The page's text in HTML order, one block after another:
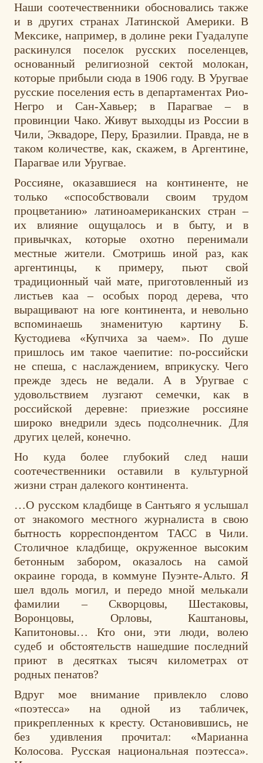
Наши соотечественники обосновались также
и в других странах Латинской Америки. В
Мексике, например, в долине реки Гуадалупе
раскинулся поселок русских поселенцев,
основанный религиозной сектой молокан,
которые прибыли сюда в 1906 году. В Уругвае
русские поселения есть в департаментах Рио-
Негро и Сан-Хавьер; в Парагвае – в
провинции Чако. Живут выходцы из России в
Чили, Эквадоре, Перу, Бразилии. Правда, не в
таком количестве, как, скажем, в Аргентине,
Парагвае или Уругвае.
Россияне, оказавшиеся на континенте, не
только «способствовали своим трудом
процветанию» латиноамериканских стран –
их влияние ощущалось и в быту, и в
привычках, которые охотно перенимали
местные жители. Смотришь иной раз, как
аргентинцы, к примеру, пьют свой
традиционный чай мате, приготовленный из
листьев каа – особых пород дерева, что
выращивают на юге континента, и невольно
вспоминаешь знаменитую картину Б.
Кустодиева «Купчиха за чаем». По душе
пришлось им такое чаепитие: по-российски
не спеша, с наслаждением, вприкуску. Чего
прежде здесь не ведали. А в Уругвае с
удовольствием лузгают семечки, как в
российской деревне: приезжие россияне
широко внедрили здесь подсолнечник. Для
других целей, конечно.
Но куда более глубокий след наши
соотечественники оставили в культурной
жизни стран далекого континента.
…О русском кладбище в Сантьяго я услышал
от знакомого местного журналиста в свою
бытность корреспондентом ТАСС в Чили.
Столичное кладбище, окруженное высоким
бетонным забором, оказалось на самой
окраине города, в коммуне Пуэнте-Альто. Я
шел вдоль могил, и передо мной мелькали
фамилии – Скворцовы, Шестаковы,
Воронцовы, Орловы, Каштановы,
Капитоновы… Кто они, эти люди, волею
судеб и обстоятельств нашедшие последний
приют в десятках тысяч километрах от
родных пенатов?
Вдруг мое внимание привлекло слово
«поэтесса» на одной из табличек,
прикрепленных к кресту. Остановившись, не
без удивления прочитал: «Марианна
Колосова. Русская национальная поэтесса».